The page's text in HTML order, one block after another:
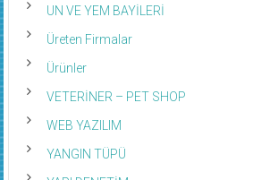
UN VE YEM BAYİLERİ
Üreten Firmalar
Ürünler
VETERİNER – PET SHOP
WEB YAZILIM
YANGIN TÜPÜ